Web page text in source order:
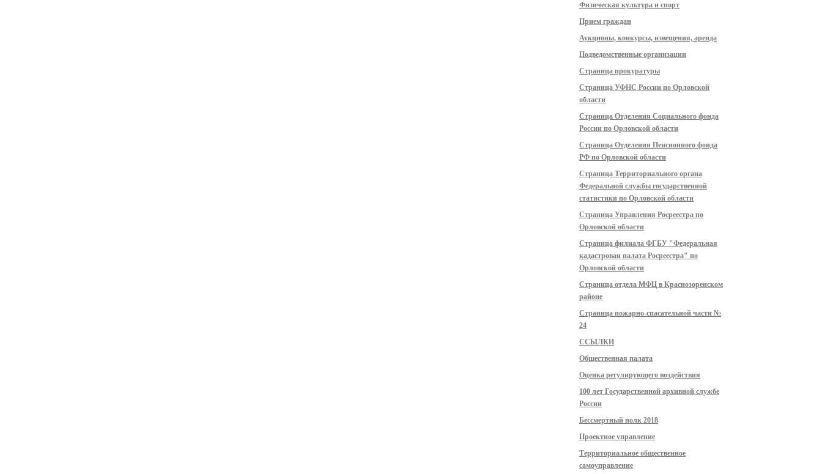
Физическая культура и спорт
Прием граждан
Аукционы, конкурсы, извещения, аренда
Подведомственные организации
Страница прокуратуры
Страница УФНС России по Орловской
области
Страница Отделения Социального фонда
России по Орловской области
Страница Отделения Пенсионного фонда
РФ по Орловской области
Страница Территориального органа
Федеральной службы государственной
статистики по Орловской области
Страница Управления Росреестра по
Орловской области
Страница филиала ФГБУ "Федеральная
кадастровая палата Росреестра" по
Орловской области
Страница отдела МФЦ в Краснозоренском
районе
Страница пожарно-спасательной части №
24
ССЫЛКИ
Общественная палата
Оценка регулирующего воздействия
100 лет Государственной архивной службе
России
Бессмертный полк 2018
Проектное управление
Территориальное общественное
самоуправление